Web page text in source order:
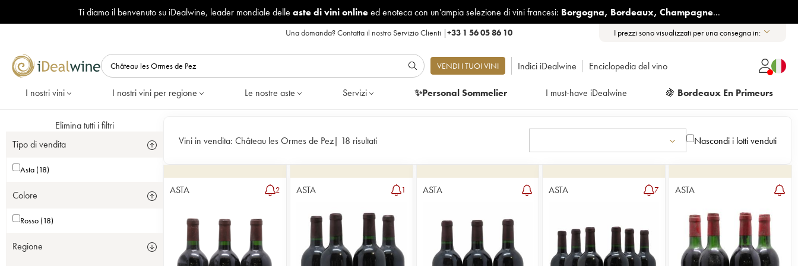
Ti diamo il benvenuto su iDealwine, leader mondiale delle aste di vini onlineed enoteca con un'ampia selezione di vini francesi: Borgogna, Bordeaux, Champagne...
Una domanda?Contatta il nostro Servizio Clienti |+33 1 56 05 86 10 I prezzi sono visualizzati per una consegna in:
VENDI I TUOI VINI Indici iDealwine Enciclopedia del vino
I nostri vini I nostri vini per regione Le nostre aste Servizi ✨Personal Sommelier I must-have iDealwine 🍇 Bordeaux En Primeurs
Elimina tutti i filtri
Tipo di vendita
Asta (18)
Colore
Rosso (18)
Regione
Vini in vendita: Château les Ormes de Pez| 18 risultati Nascondi i lotti venduti
ASTA 2 ASTA 1 ASTA ASTA 7 ASTA